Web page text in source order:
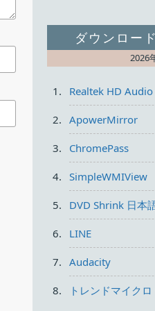
ダウンロー
2026
Realtek HD
ApowerMirror
ChromePass
SimpleWMIView
DVD Shrink 日本
LINE
Audacity
トレンドマイク